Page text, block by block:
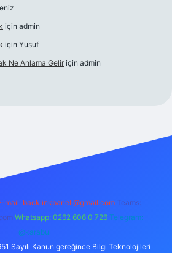
için admin
için Yusuf
Ne Anlama Gelir için admin
mail: backlinkpaneli@gmail.com Teams:
Whatsapp: 0262 606 0 726 Telegram:
@karabul
Sayılı Kanun gereğince Bilgi Teknolojileri